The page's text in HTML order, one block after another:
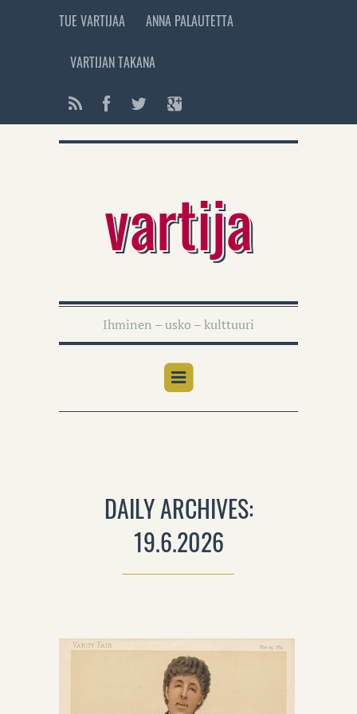
TUE VARTIJAA ANNA PALAUTETTA
VARTIJAN TAKANA
vartija
Ihminen – usko – kulttuuri
DAILY ARCHIVES:
19.6.2026